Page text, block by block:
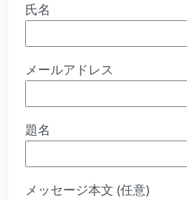
氏名
メールアドレス
題名
メッセージ本文 (任意)